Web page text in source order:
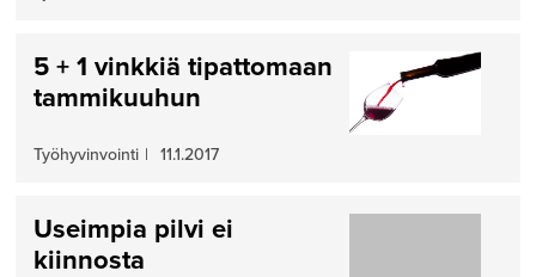
5 + 1 vinkkiä tipattomaan
tammikuuhun
Työhyvinvointi | 11.1.2017
Useimpia pilvi ei
kiinnosta